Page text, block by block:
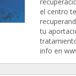
el centro
tu
info en